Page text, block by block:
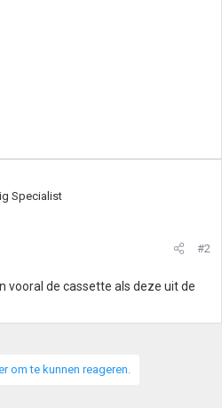
Specialist
#2
vooral de cassette als deze uit de
om te kunnen reageren.